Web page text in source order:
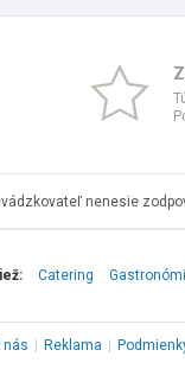
nenesie
Catering
nás Reklama